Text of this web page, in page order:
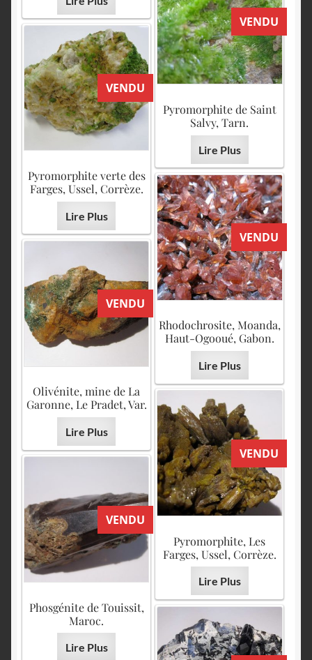
VENDU
Pyromorphite de Saint
Salvy, Tarn.
Lire Plus
VENDU
Pyromorphite verte des
Farges, Ussel, Corrèze.
Lire Plus
VENDU
Rhodochrosite, Moanda,
Haut-Ogooué, Gabon.
Lire Plus
VENDU
Olivénite, mine de La
Garonne, Le Pradet, Var.
Lire Plus
VENDU
Pyromorphite, Les
Farges, Ussel, Corrèze.
Lire Plus
VENDU
Phosgénite de Touissit,
Maroc.
Lire Plus